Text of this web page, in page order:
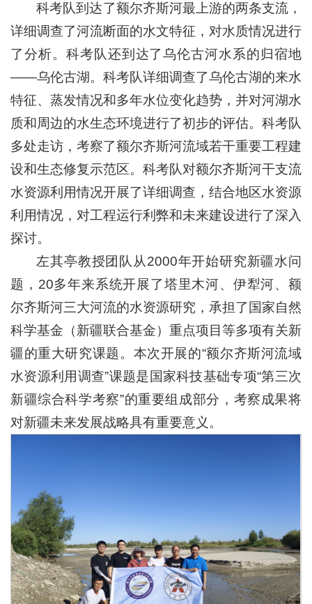
科考队到达了额尔齐斯河最上游的两条支流，
详细调查了河流断面的水文特征，对水质情况进行
了分析。科考队还到达了乌伦古河水系的归宿地
——乌伦古湖。科考队详细调查了乌伦古湖的来水
特征、蒸发情况和多年水位变化趋势，并对河湖水
质和周边的水生态环境进行了初步的评估。科考队
多处走访，考察了额尔齐斯河流域若干重要工程建
设和生态修复示范区。科考队对额尔齐斯河干支流
水资源利用情况开展了详细调查，结合地区水资源
利用情况，对工程运行利弊和未来建设进行了深入
探讨。
左其亭教授团队从2000年开始研究新疆水问
题，20多年来系统开展了塔里木河、伊犁河、额
尔齐斯河三大河流的水资源研究，承担了国家自然
科学基金（新疆联合基金）重点项目等多项有关新
疆的重大研究课题。本次开展的“额尔齐斯河流域
水资源利用调查”课题是国家科技基础专项“第三次
新疆综合科学考察”的重要组成部分，考察成果将
对新疆未来发展战略具有重要意义。